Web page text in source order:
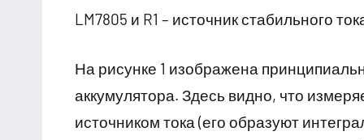
LM7805 и R1 – источник стабильного
На рисунке 1 изображена
аккумулятора. Здесь видно, что
источником тока (его образуют